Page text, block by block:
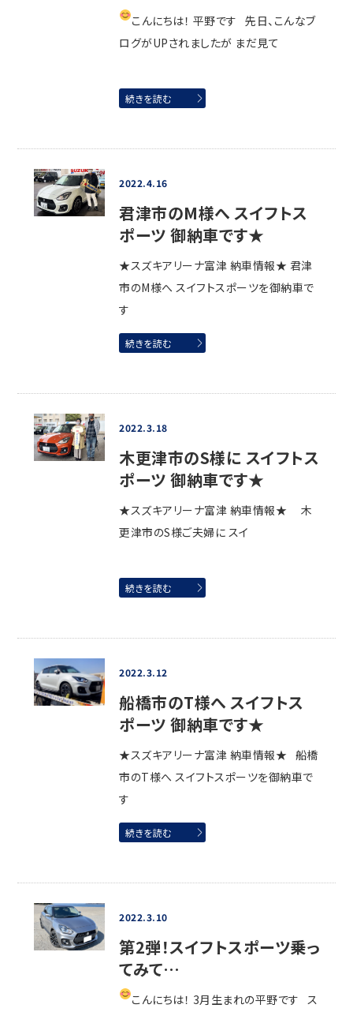
こんにちは！ 平野です 先日、こんなブ
ログがUPされましたが まだ見て
続きを読む
2022.4.16
君津市のM様へ スイフトス
ポーツ 御納車です★
★スズキアリーナ富津 納車情報★ 君津
市のM様へ スイフトスポーツを御納車で
す
続きを読む
2022.3.18
木更津市のS様に スイフトス
ポーツ 御納車です★
★スズキアリーナ富津 納車情報★ 木
更津市のS様ご夫婦に スイ
続きを読む
2022.3.12
船橋市のT様へ スイフトス
ポーツ 御納車です★
★スズキアリーナ富津 納車情報★ 船橋
市のT様へ スイフトスポーツを御納車で
す
続きを読む
2022.3.10
第2弾！スイフトスポーツ乗っ
てみて…
こんにちは！ 3月生まれの平野です ス